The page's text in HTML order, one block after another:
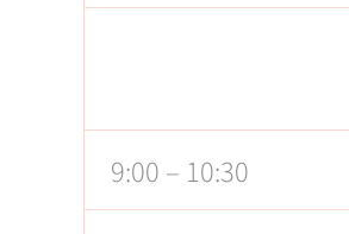
9:00 – 10:30